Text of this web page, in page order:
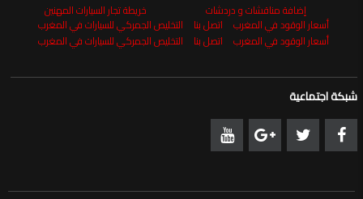
إضافة مناقشات و دردشات
خريطة تجار السيارات المهنين
أسعار الوقود في المغرب اتصل بنا
التخليص الجمركي للسيارات في المغرب
أسعار الوقود في المغرب
اتصل بنا التخليص الجمركي للسيارات في المغرب
شبكة اجتماعية